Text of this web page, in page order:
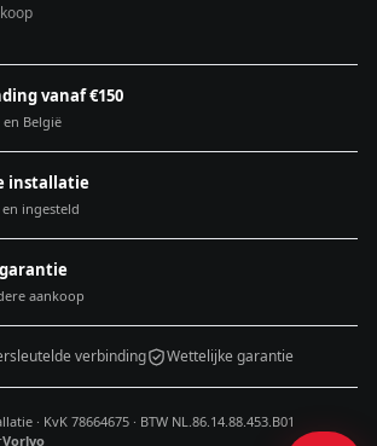
vanaf €150
België
installatie
ingesteld
aankoop
verbinding Wettelijke garantie
· KvK 78664675 · BTW NL.86.14.88.453.B01
Vorlyo